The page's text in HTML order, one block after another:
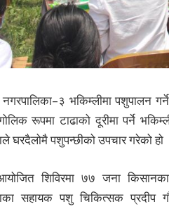
नगरपालिका–३ भकिम्लीमा पशुपालन
रूपमा टाढाको दूरीमा पर्ने
घरदैलोमै पशुपन्छीको उपचार गरेको हो
शिविरमा ७७ जना
सहायक पशु चिकित्सक प्रदीप